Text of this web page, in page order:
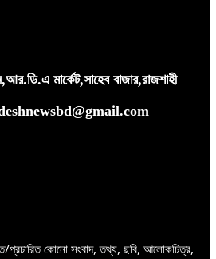
মার্কেট,সাহেব বাজার,রাজশাহী
প্রচারিত কোনো সংবাদ, তথ্য, ছবি, আলোকচিত্র,